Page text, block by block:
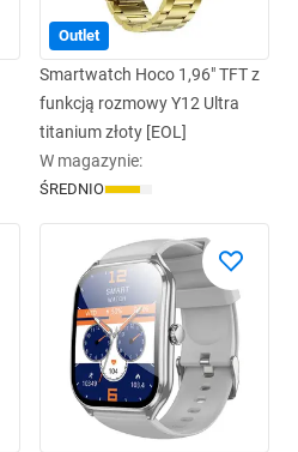
Outlet
Smartwatch Hoco 1,96" TFT z
funkcją rozmowy Y12 Ultra
titanium złoty [EOL]
W magazynie:
ŚREDNIO